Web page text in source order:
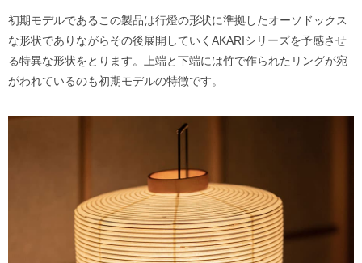
初期モデルであるこの製品は行燈の形状に準拠したオーソドックス
な形状でありながらその後展開していくAKARIシリーズを予感させ
る特異な形状をとります。上端と下端には竹で作られたリングが宛
がわれているのも初期モデルの特徴です。